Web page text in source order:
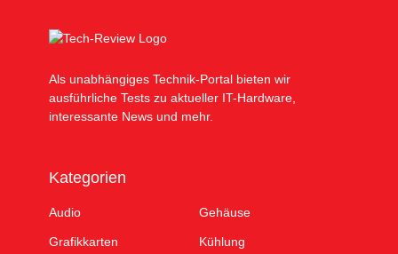
Als unabhängiges Technik-Portal bieten wir
ausführliche Tests zu aktueller IT-Hardware,
interessante News und mehr.
Kategorien
Audio Gehäuse
Grafikkarten Kühlung